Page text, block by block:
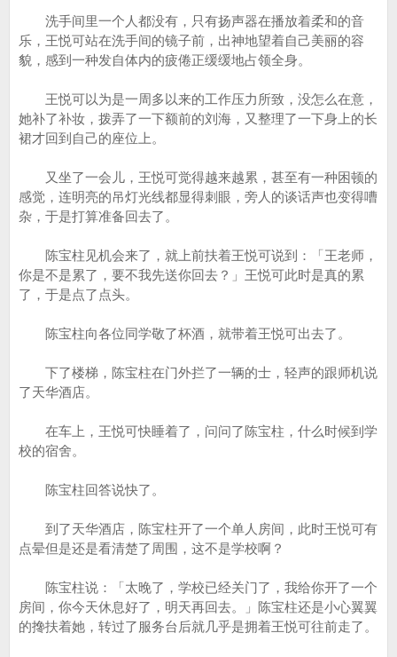
洗手间里一个人都没有，只有扬声器在播放着柔和的音
乐，王悦可站在洗手间的镜子前，出神地望着自己美丽的容
貌，感到一种发自体内的疲倦正缓缓地占领全身。
王悦可以为是一周多以来的工作压力所致，没怎么在意，
她补了补妆，拨弄了一下额前的刘海，又整理了一下身上的长
裙才回到自己的座位上。
又坐了一会儿，王悦可觉得越来越累，甚至有一种困顿的
感觉，连明亮的吊灯光线都显得刺眼，旁人的谈话声也变得嘈
杂，于是打算准备回去了。
陈宝柱见机会来了，就上前扶着王悦可说到：「王老师，
你是不是累了，要不我先送你回去？」王悦可此时是真的累
了，于是点了点头。
陈宝柱向各位同学敬了杯酒，就带着王悦可出去了。
下了楼梯，陈宝柱在门外拦了一辆的士，轻声的跟师机说
了天华酒店。
在车上，王悦可快睡着了，问问了陈宝柱，什么时候到学
校的宿舍。
陈宝柱回答说快了。
到了天华酒店，陈宝柱开了一个单人房间，此时王悦可有
点晕但是还是看清楚了周围，这不是学校啊？
陈宝柱说：「太晚了，学校已经关门了，我给你开了一个
房间，你今天休息好了，明天再回去。」陈宝柱还是小心翼翼
的搀扶着她，转过了服务台后就几乎是拥着王悦可往前走了。